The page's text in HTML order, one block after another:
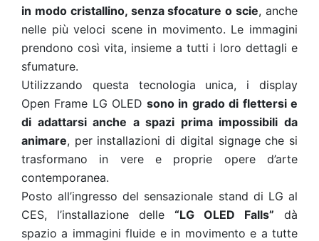
in modo cristallino, senza sfocature o scie, anche
nelle più veloci scene in movimento. Le immagini
prendono così vita, insieme a tutti i loro dettagli e
sfumature.
Utilizzando questa tecnologia unica, i display
Open Frame LG OLED sono in grado di flettersi e
di adattarsi anche a spazi prima impossibili da
animare, per installazioni di digital signage che si
trasformano in vere e proprie opere d’arte
contemporanea.
Posto all’ingresso del sensazionale stand di LG al
CES, l’installazione delle “LG OLED Falls” dà
spazio a immagini fluide e in movimento e a tutte